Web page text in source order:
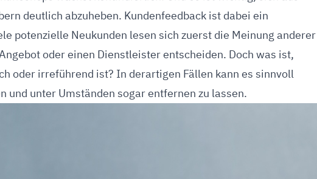
deutlich abzuheben. Kundenfeedback ist dabei ein
potenzielle Neukunden lesen sich zuerst die Meinung anderer
oder einen Dienstleister entscheiden. Doch was ist,
oder irreführend ist? In derartigen Fällen kann es sinnvoll
und unter Umständen sogar entfernen zu lassen.